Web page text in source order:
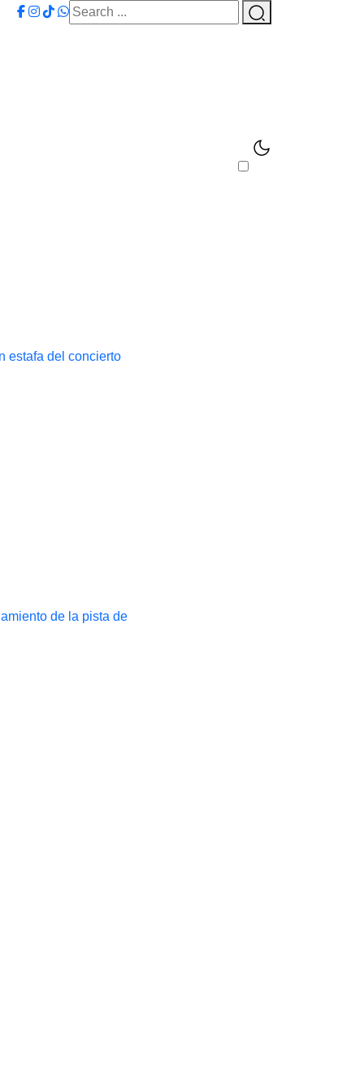
estafa del concierto
de la pista de